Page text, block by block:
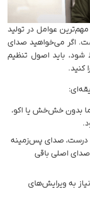
عوامل در تولید
اگر می‌خواهید صدای
باید اصول تنظیم
کنید.
بدون خش‌خش یا اکو،
درست، صدای پس‌زمینه
اصلی باقی
نیاز به ویرایش‌های